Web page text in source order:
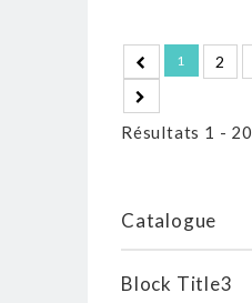
1 2
Résultats 1 -
Catalogue
Block Title3